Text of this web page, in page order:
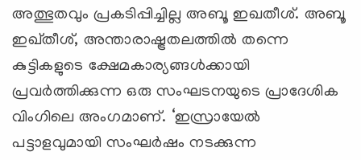
അത്ഭുതവും പ്രകടിപ്പിച്ചില്ല അബൂ ഇഖതീശ്. അബൂ
ഇഖ്തീശ്, അന്താരാഷ്ട്രതലത്തില്‍ തന്നെ
കുട്ടികളുടെ ക്ഷേമകാര്യങ്ങള്‍ക്കായി
പ്രവര്‍ത്തിക്കുന്ന ഒരു സംഘടനയുടെ പ്രാദേശിക
വിംഗിലെ അംഗമാണ്. ‘ഇസ്രായേല്‍
പട്ടാളവുമായി സംഘര്‍ഷം നടക്കുന്ന